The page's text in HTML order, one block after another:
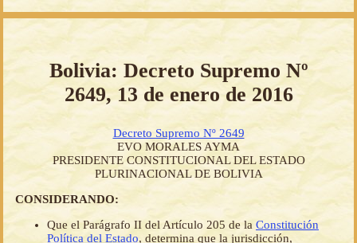
Bolivia: Decreto Supremo Nº
2649, 13 de enero de 2016
Decreto Supremo Nº 2649
EVO MORALES AYMA
PRESIDENTE CONSTITUCIONAL DEL ESTADO
PLURINACIONAL DE BOLIVIA
CONSIDERANDO:
Que el Parágrafo II del Artículo 205 de la Constitución
Política del Estado, determina que la jurisdicción,